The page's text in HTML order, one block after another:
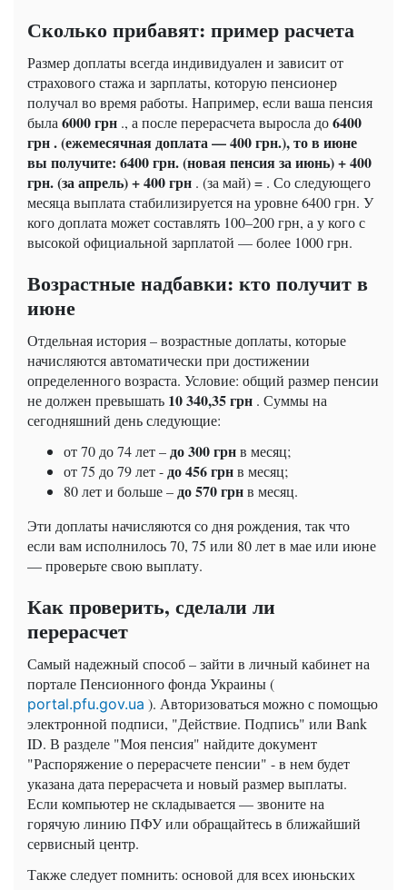
Сколько прибавят: пример расчета
Размер доплаты всегда индивидуален и зависит от
страхового стажа и зарплаты, которую пенсионер
получал во время работы. Например, если ваша пенсия
была6000 грн ., а после перерасчета выросла до6400
грн . (ежемесячная доплата — 400 грн.), то в июне
вы получите: 6400 грн. (новая пенсия за июнь) + 400
грн. (за апрель) + 400грн . (за май) = . Со следующего
месяца выплата стабилизируется на уровне 6400 грн. У
кого доплата может составлять 100–200 грн, а у кого с
высокой официальной зарплатой — более 1000 грн.
Возрастные надбавки: кто получит в
июне
Отдельная история – возрастные доплаты, которые
начисляются автоматически при достижении
определенного возраста. Условие: общий размер пенсии
не должен превышать 10 340,35 грн . Суммы на
сегодняшний день следующие:
от 70 до 74 лет –до 300 грнв месяц;
от 75 до 79 лет -до 456 грнв месяц;
80 лет и больше –до 570 грнв месяц.
Эти доплаты начисляются со дня рождения, так что
если вам исполнилось 70, 75 или 80 лет в мае или июне
— проверьте свою выплату.
Как проверить, сделали ли
перерасчет
Самый надежный способ – зайти в личный кабинет на
портале Пенсионного фонда Украины (
portal.pfu.gov.ua ). Авторизоваться можно с помощью
электронной подписи, "Действие. Подпись" или Bank
ID. В разделе "Моя пенсия" найдите документ
"Распоряжение о перерасчете пенсии" - в нем будет
указана дата перерасчета и новый размер выплаты.
Если компьютер не складывается — звоните на
горячую линию ПФУ или обращайтесь в ближайший
сервисный центр.
Также следует помнить: основой для всех июньских